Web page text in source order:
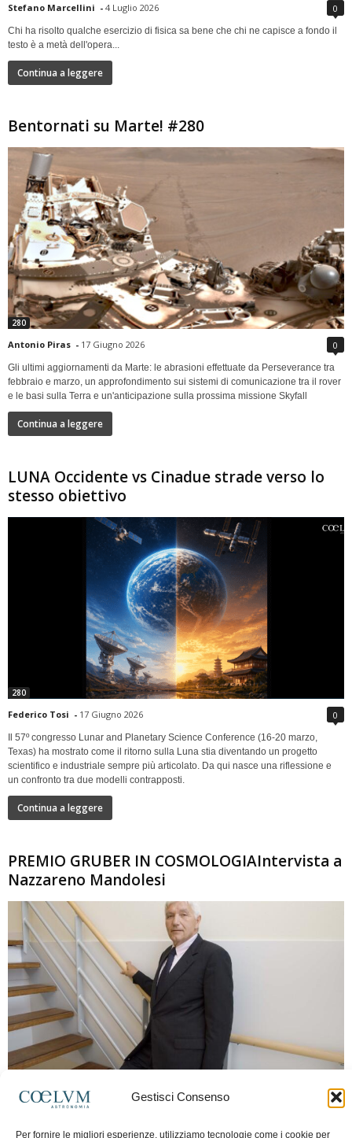
Gestisci Consenso
Per fornire le migliori esperienze, utilizziamo tecnologie come i cookie per
Stefano Marcellini - 4 Luglio 2026 0
Chi ha risolto qualche esercizio di fisica sa bene che chi ne capisce a fondo il
testo è a metà dell'opera...
Continua a leggere
Bentornati su Marte! #280
280
Antonio Piras - 17 Giugno 2026 0
Gli ultimi aggiornamenti da Marte: le abrasioni effettuate da Perseverance tra
febbraio e marzo, un approfondimento sui sistemi di comunicazione tra il rover
e le basi sulla Terra e un'anticipazione sulla prossima missione Skyfall
Continua a leggere
LUNA Occidente vs Cinadue strade verso lo
stesso obiettivo
280
Federico Tosi - 17 Giugno 2026 0
Il 57º congresso Lunar and Planetary Science Conference (16-20 marzo,
Texas) ha mostrato come il ritorno sulla Luna stia diventando un progetto
scientifico e industriale sempre più articolato. Da qui nasce una riflessione e
un confronto tra due modelli contrapposti.
Continua a leggere
PREMIO GRUBER IN COSMOLOGIAIntervista a
Nazzareno Mandolesi
Frida Paolella - 16 Giugno 2026 0
spaziale europea e della missione Planck. Il dialogo ripercorre i principali